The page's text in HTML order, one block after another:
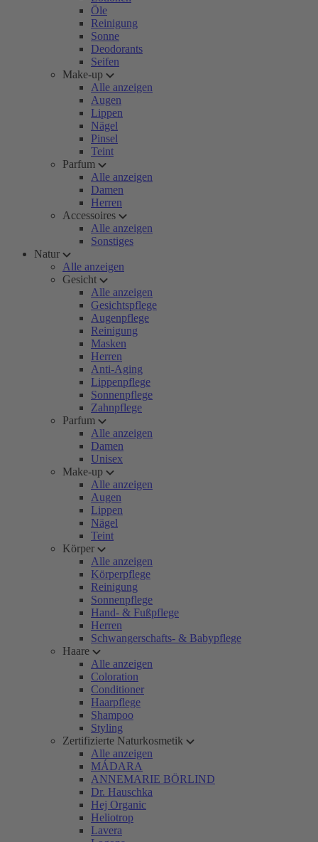
Öle
Reinigung
Sonne
Deodorants
Seifen
Make-up
Alle anzeigen
Augen
Lippen
Nägel
Pinsel
Teint
Parfum
Alle anzeigen
Damen
Herren
Accessoires
Alle anzeigen
Sonstiges
Natur
Alle anzeigen
Gesicht
Alle anzeigen
Gesichtspflege
Augenpflege
Reinigung
Masken
Herren
Anti-Aging
Lippenpflege
Sonnenpflege
Zahnpflege
Parfum
Alle anzeigen
Damen
Unisex
Make-up
Alle anzeigen
Augen
Lippen
Nägel
Teint
Körper
Alle anzeigen
Körperpflege
Reinigung
Sonnenpflege
Hand- & Fußpflege
Herren
Schwangerschafts- & Babypflege
Haare
Alle anzeigen
Coloration
Conditioner
Haarpflege
Shampoo
Styling
Zertifizierte Naturkosmetik
Alle anzeigen
MÁDARA
ANNEMARIE BÖRLIND
Dr. Hauschka
Hej Organic
Heliotrop
Lavera